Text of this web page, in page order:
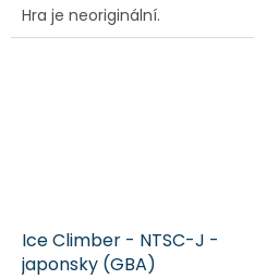
Hra je neoriginální.
Ice Climber - NTSC-J -
japonsky (GBA)